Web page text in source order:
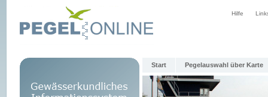
Hilfe
Start Pegelauswahl über Karte